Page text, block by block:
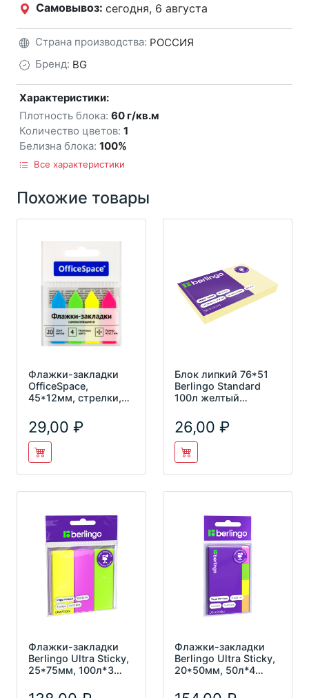
Самовывоз: сегодня, 6 августа
Страна производства: РОССИЯ
Бренд: BG
Характеристики:
Плотность блока: 60 г/кв.м
Количество цветов: 1
Белизна блока: 100%
Все характеристики
Похожие товары
Флажки-закладки
OfficeSpace,
45*12мм, стрелки,
цвета, европо
29,00
Блок липкий 76*51
Berlingo Standard
100л желтый
26,00
Флажки-закладки
Berlingo Ultra Sticky,
25*75мм, 100л*3
Флажки-закладки
Berlingo Ultra Sticky,
20*50мм, 50л*4
Lsz_4